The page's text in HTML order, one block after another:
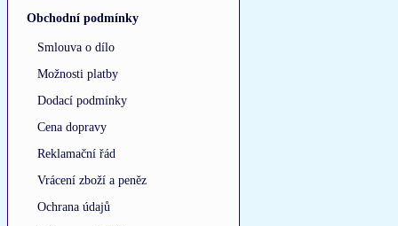
Obchodní podmínky
Smlouva o dílo
Možnosti platby
Dodací podmínky
Cena dopravy
Reklamační řád
Vrácení zboží a peněz
Ochrana údajů